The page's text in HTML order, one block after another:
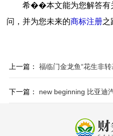
希��本文能为您解答有
问，并为您未来的商标注册之
上一篇： 福临门金龙鱼“花生非
下一篇： new beginning 比亚迪